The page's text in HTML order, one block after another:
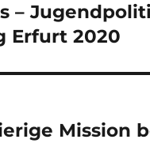
–
Erfurt 2020
Mission